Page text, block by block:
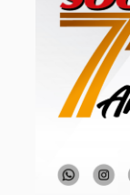
13 de agosto
Quinta-Feira
14 de agosto
Sexta-Feira